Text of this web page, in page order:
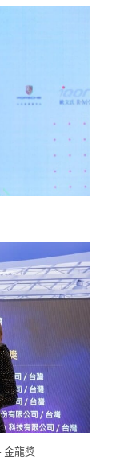
金龍獎